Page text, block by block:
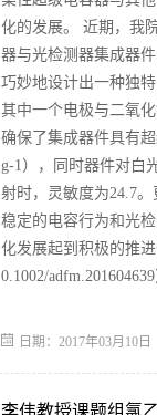
化的发展。 近期，我
器与光检测器集成器
巧妙地设计出一种独
其中一个电极与二氧
确保了集成器件具有
g-1），同时器件对白
射时，灵敏度为24.7
稳定的电容行为和光
化发展起到积极的推
0.1002/adfm.201604639
日期：2017年03月10日
李伟教授课题组氯